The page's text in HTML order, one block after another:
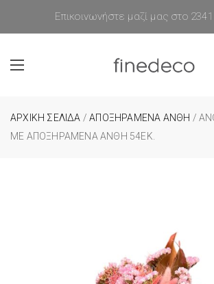
Επικοινωνήστε μαζί μας στο
ΑΡΧΙΚΉ ΣΕΛΊΔΑ /ΑΠΟΞΗΡΑΜΕΝΑ ΑΝΘΗ /
ΜΕ ΑΠΟΞΗΡΑΜΈΝΑ ΆΝΘΗ 54ΕΚ.